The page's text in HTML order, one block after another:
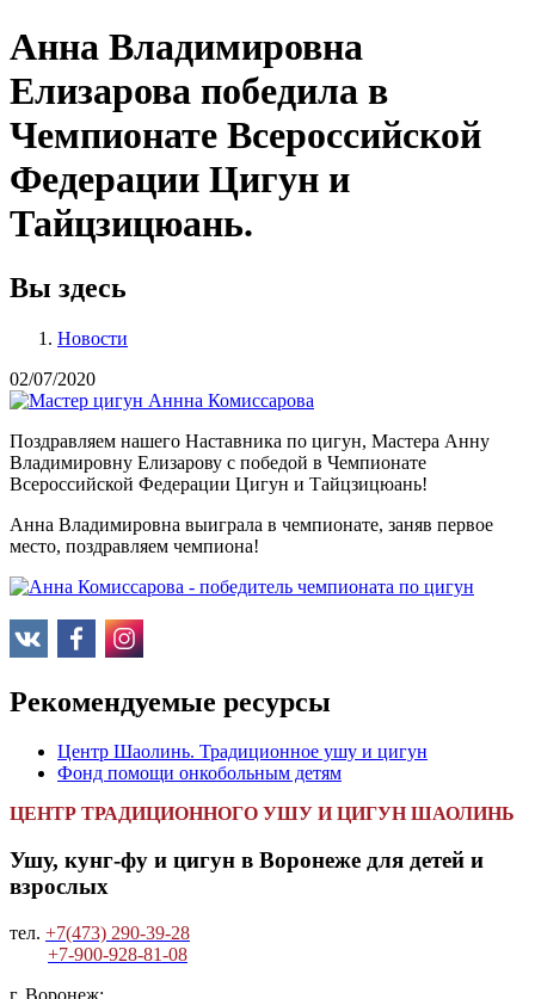
Анна Владимировна
Елизарова победила в
Чемпионате Всероссийской
Федерации Цигун и
Тайцзицюань.
Вы здесь
Новости
02/07/2020
Поздравляем нашего Наставника по цигун, Мастера Анну
Владимировну Елизарову с победой в Чемпионате
Всероссийской Федерации Цигун и Тайцзицюань!
Анна Владимировна выиграла в чемпионате, заняв первое
место, поздравляем чемпиона!
Рекомендуемые ресурсы
Центр Шаолинь. Традиционное ушу и цигун
Фонд помощи онкобольным детям
ЦЕНТР ТРАДИЦИОННОГО УШУ И ЦИГУН ШАОЛИНЬ
Ушу, кунг-фу и цигун в Воронеже для детей и
взрослых
тел. +7(473) 290-39-28
+7-900-928-81-08
г. Воронеж: